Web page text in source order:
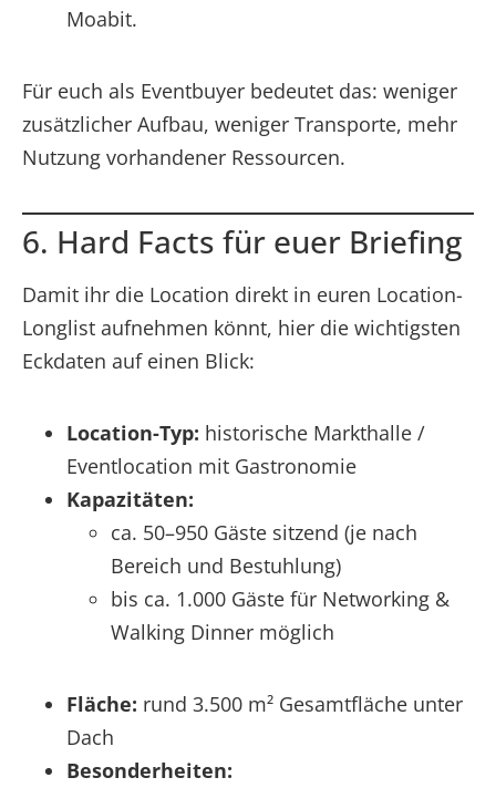
Moabit.
Für euch als Eventbuyer bedeutet das: weniger
zusätzlicher Aufbau, weniger Transporte, mehr
Nutzung vorhandener Ressourcen.
6. Hard Facts für euer Briefing
Damit ihr die Location direkt in euren Location-
Longlist aufnehmen könnt, hier die wichtigsten
Eckdaten auf einen Blick:
Location-Typ: historische Markthalle /
Eventlocation mit Gastronomie
Kapazitäten:
ca. 50–950 Gäste sitzend (je nach
Bereich und Bestuhlung)
bis ca. 1.000 Gäste für Networking &
Walking Dinner möglich
Fläche: rund 3.500 m² Gesamtfläche unter
Dach
Besonderheiten: